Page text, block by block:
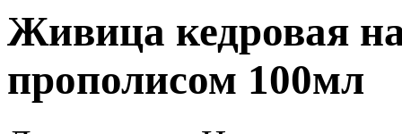
Живица кедровая
прополисом 100мл